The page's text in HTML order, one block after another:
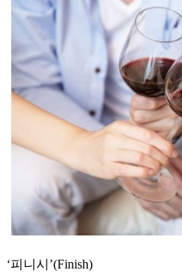
‘피니시’(Finish)